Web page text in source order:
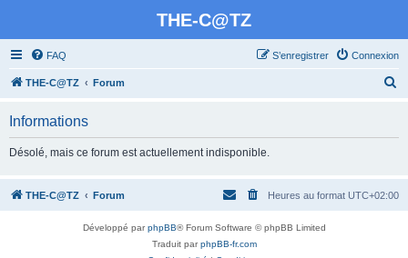
THE-C@TZ
FAQ Connexion
S’enregistrer
THE-C@TZ Forum
r
c
Informations
Désolé, mais ce forum est actuellement indisponible.
THE-C@TZ Forum Heures au format UTC+02:00
Développé parphpBB® Forum Software © phpBB Limited
Traduit parphpBB-fr.com